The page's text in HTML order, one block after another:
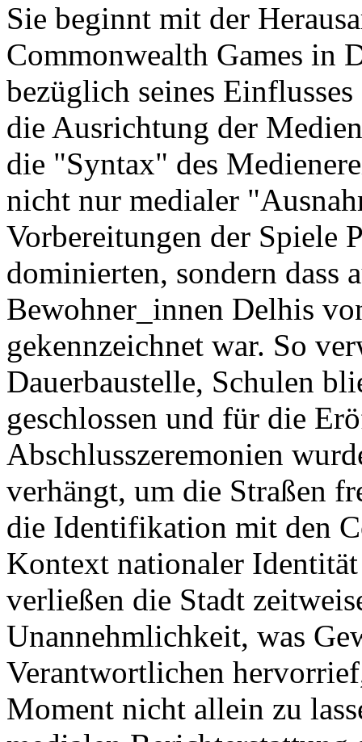
Sie beginnt mit der
Commonwealth Games in
bezüglich seines
die Ausrichtung der
die "Syntax" des
nicht nur medialer
Vorbereitungen der Spiele
dominierten, sondern dass
Bewohner_innen Delhis
gekennzeichnet war. So
Dauerbaustelle, Schulen
geschlossen und für die
Abschlusszeremonien
verhängt, um die Straßen
die Identifikation mit den
Kontext nationaler
verließen die Stadt
Unannehmlichkeit, was
Verantwortlichen
Moment nicht allein zu